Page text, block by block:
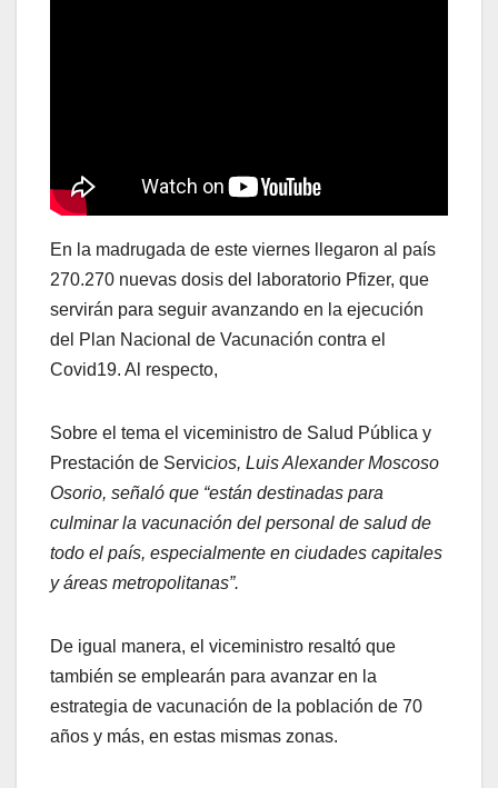
En la madrugada de este viernes llegaron al país
270.270 nuevas dosis del laboratorio Pfizer, que
servirán para seguir avanzando en la ejecución
del Plan Nacional de Vacunación contra el
Covid19. Al respecto,
Sobre el tema el viceministro de Salud Pública y
Prestación de Servicios, Luis Alexander Moscoso
Osorio, señaló que “están destinadas para
culminar la vacunación del personal de salud de
todo el país, especialmente en ciudades capitales
y áreas metropolitanas”.
De igual manera, el viceministro resaltó que
también se emplearán para avanzar en la
estrategia de vacunación de la población de 70
años y más, en estas mismas zonas.